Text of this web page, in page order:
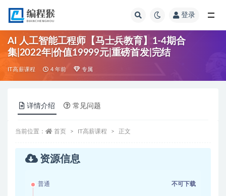
登录
AI 人工智能工程师【马士兵教育】1-4期合
集|2022年|价值19999元|重磅首发|完结
IT高薪课程 4 年前 专属
详情介绍 常见问题
当前位置： 首页 IT高薪课程 正文
资源信息
普通 不可下载